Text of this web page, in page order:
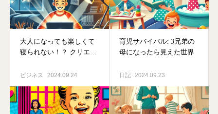
大人になっても楽しくて
寝られない！？ クリエイ
ビジネス 2024.09.24
育児サバイバル: 3兄弟の
母になったら見えた世界
日記 2024.09.23